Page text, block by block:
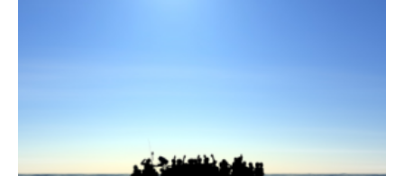
recours